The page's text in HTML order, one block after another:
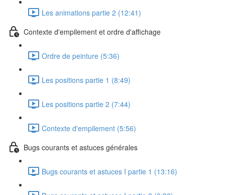
Les animations partie 2 (12:41)
Contexte d'empilement et ordre d'affichage
Ordre de peinture (5:36)
Les positions partie 1 (8:49)
Les positions partie 2 (7:44)
Contexte d'empilement (5:56)
Bugs courants et astuces générales
Bugs courants et astuces I partie 1 (13:16)